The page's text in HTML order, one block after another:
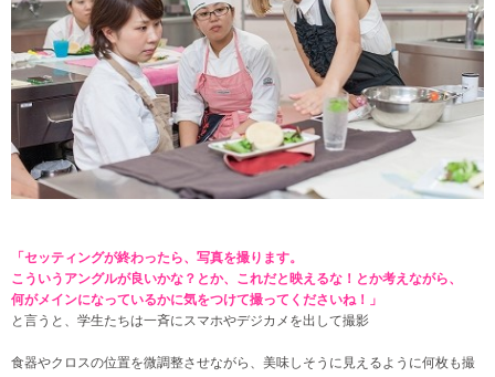
「セッティングが終わったら、写真を撮ります。
こういうアングルが良いかな？とか、これだと映えるな！とか考えながら、
何がメインになっているかに気をつけて撮ってくださいね！」
と言うと、学生たちは一斉にスマホやデジカメを出して撮影
食器やクロスの位置を微調整させながら、美味しそうに見えるように何枚も撮